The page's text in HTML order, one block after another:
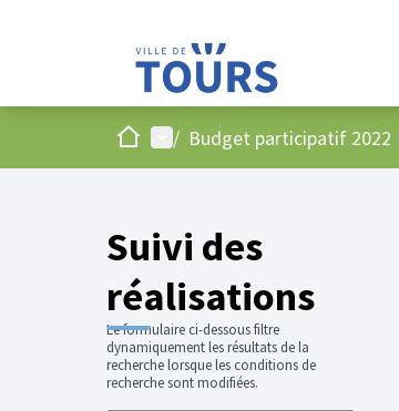
AccueilMenu principal
/ Budget participatif 2022
Suivi des
réalisations
Le formulaire ci-dessous filtre
dynamiquement les résultats de la
recherche lorsque les conditions de
recherche sont modifiées.